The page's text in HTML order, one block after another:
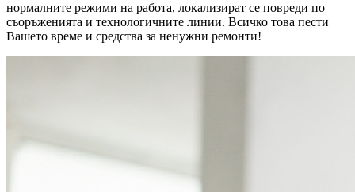
нормалните режими на работа, локализират се повреди по
съоръженията и технологичните линии. Всичко това пести
Вашето време и средства за ненужни ремонти!